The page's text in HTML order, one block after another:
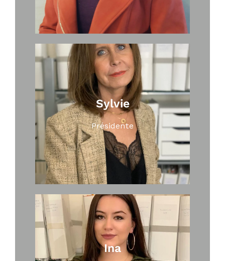
Sylvie
Présidente
Ina